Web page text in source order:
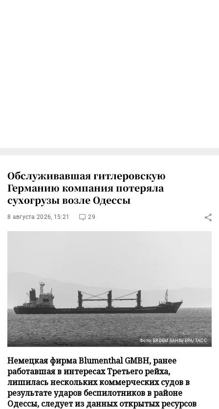
Обслуживавшая гитлеровскую
Германию компания потеряла
сухогрузы возле Одессы
8 августа 2026, 15:21 29
Фото: ERDEM SAHIN/EPA/ТАСС
Немецкая фирма Blumenthal GMBH, ранее
работавшая в интересах Третьего рейха,
лишилась нескольких коммерческих судов в
результате ударов беспилотников в районе
Одессы, следует из данных открытых ресурсов